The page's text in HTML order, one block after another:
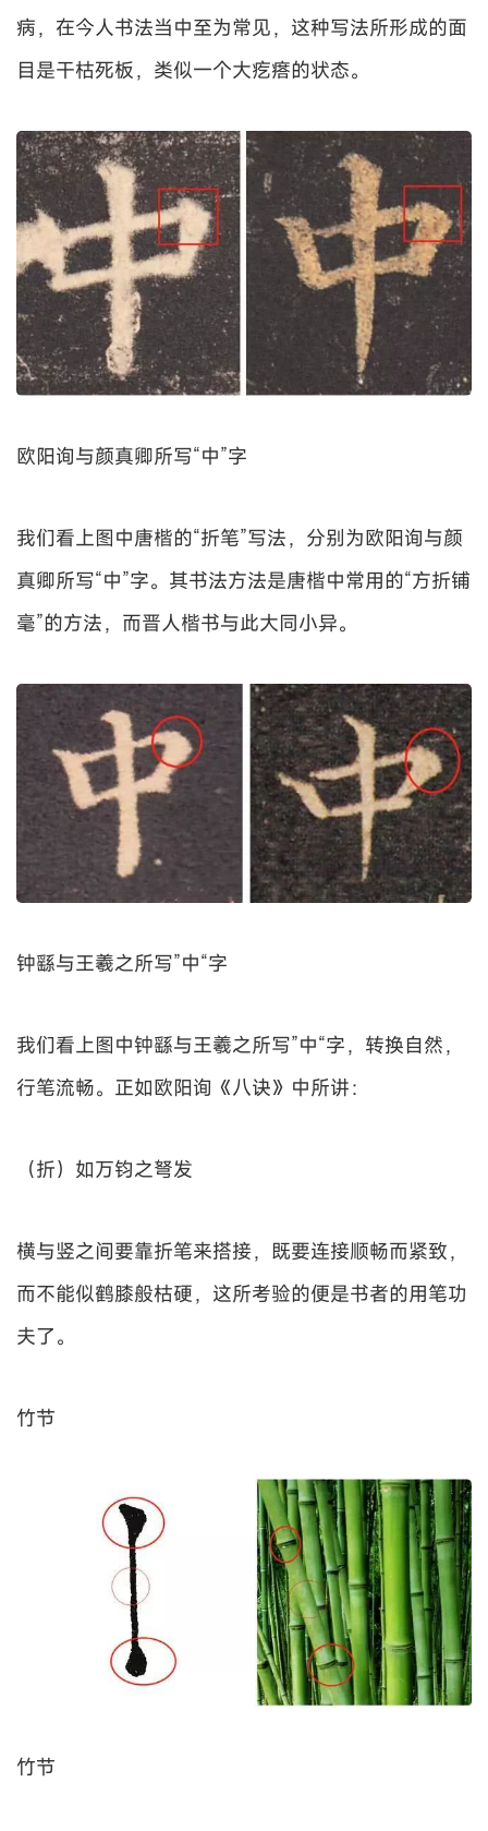
病，在今人书法当中至为常见，这种写法所形成的面
目是干枯死板，类似一个大疙瘩的状态。
欧阳询与颜真卿所写“中”字
我们看上图中唐楷的“折笔”写法，分别为欧阳询与颜
真卿所写“中”字。其书法方法是唐楷中常用的“方折铺
毫”的方法，而晋人楷书与此大同小异。
钟繇与王羲之所写”中“字
我们看上图中钟繇与王羲之所写”中“字，转换自然，
行笔流畅。正如欧阳询《八诀》中所讲：
（折）如万钧之弩发
横与竖之间要靠折笔来搭接，既要连接顺畅而紧致，
而不能似鹤膝般枯硬，这所考验的便是书者的用笔功
夫了。
竹节
竹节